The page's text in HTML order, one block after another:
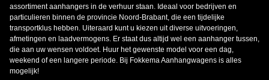
assortiment aanhangers in de verhuur staan. Ideaal voor bedrijven en
particulieren binnen de provincie Noord-Brabant, die een tijdelijke
transportklus hebben. Uiteraard kunt u kiezen uit diverse uitvoeringen,
afmetingen en laadvermogens. Er staat dus altijd wel een aanhanger tussen,
die aan uw wensen voldoet. Huur het gewenste model voor een dag,
weekend of een langere periode. Bij Fokkema Aanhangwagens is alles
mogelijk!